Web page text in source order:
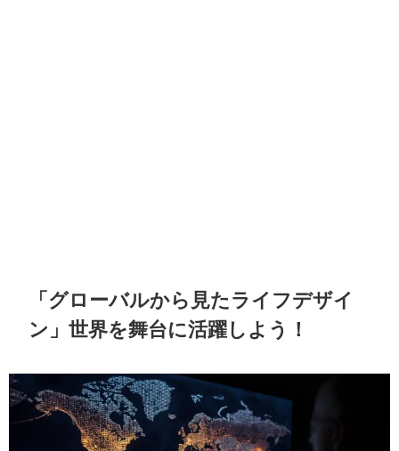
「グローバルから見たライフデザイ
ン」世界を舞台に活躍しよう！